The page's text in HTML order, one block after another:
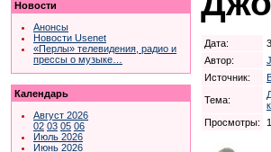
Новости
Анонсы
Новости Usenet
«Перлы» телевидения, радио и
прессы о музыке…
Календарь
Август 2026
02 03 05 06
Июль 2026
Июнь 2026
Дата:
Автор:
Источник:
Тема:
Просмотры: